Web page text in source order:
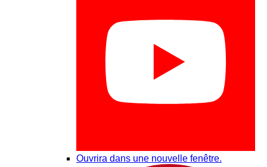
Ouvrira dans une nouvelle fenêtre.